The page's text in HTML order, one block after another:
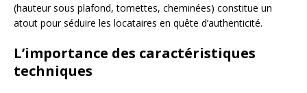
(hauteur sous plafond, tomettes, cheminées) constitue un
atout pour séduire les locataires en quête d’authenticité.
L’importance des caractéristiques
techniques